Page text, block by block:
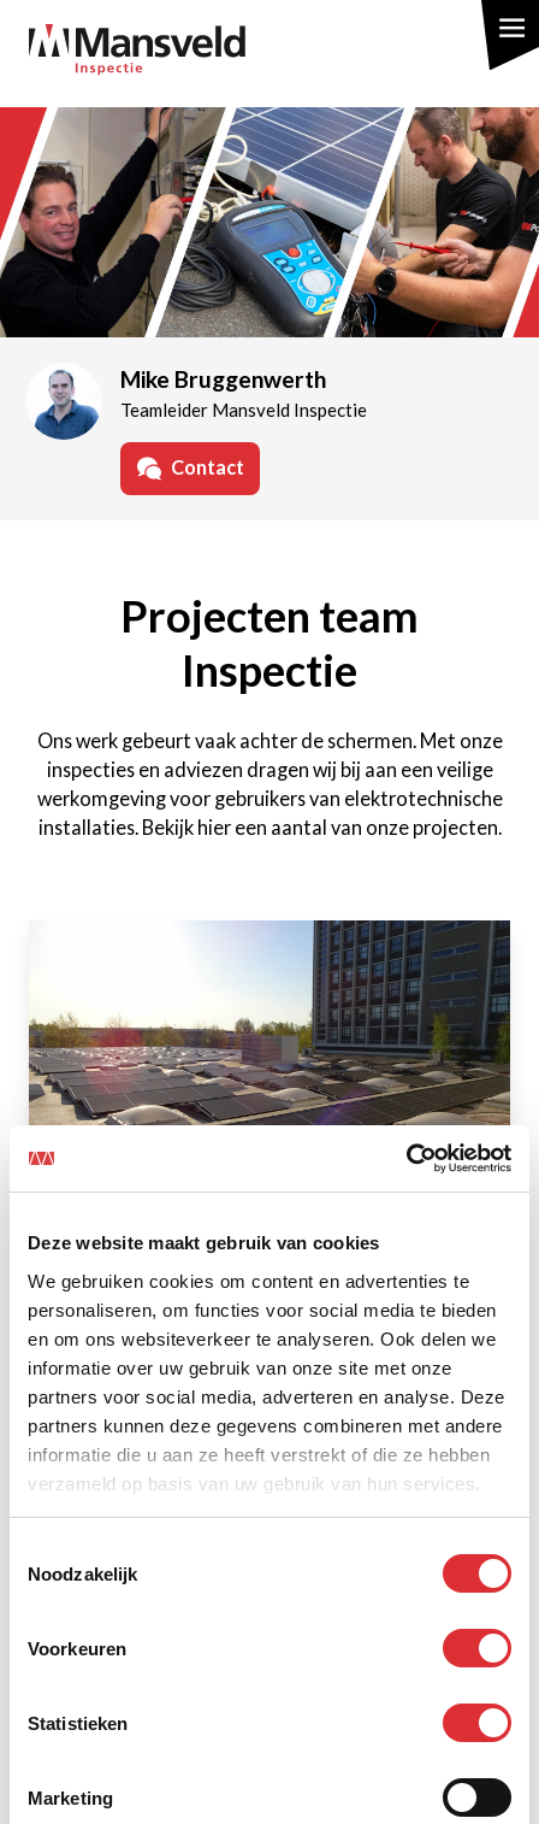
Deze website maakt gebruik van cookies
We gebruiken cookies om content en advertenties te
personaliseren, om functies voor social media te bieden
en om ons websiteverkeer te analyseren. Ook delen we
informatie over uw gebruik van onze site met onze
partners voor social media, adverteren en analyse. Deze
partners kunnen deze gegevens combineren met andere
informatie die u aan ze heeft verstrekt of die ze hebben
verzameld op basis van uw gebruik van hun services.
Noodzakelijk
Voorkeuren
Statistieken
Marketing
inhoud
gaan
Mike Bruggenwerth
Teamleider Mansveld Inspectie
Contact
Projecten team
Inspectie
Ons werk gebeurt vaak achter de schermen. Met onze
inspecties en adviezen dragen wij bij aan een veilige
werkomgeving voor gebruikers van elektrotechnische
installaties. Bekijk hier een aantal van onze projecten.
Eerste inspectie (EBI) scope 12 bij High Tech
Campus
Lees het hele artikel
Project SCIOS scope 12